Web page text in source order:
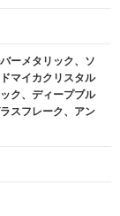
ーメタリック、ソ
マイカクリスタル
ク、ディープブル
スフレーク、アン